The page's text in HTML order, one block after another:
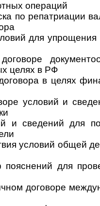
операций
по репатриации
для упрощения
целях в РФ
в целях
условий и
и сведений для
условий общей
пояснений для
договоре